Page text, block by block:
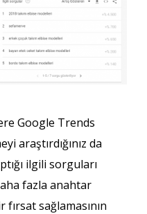
Google Trends
araştırdığınız da
ilgili sorguları
fazla anahtar
sağlamasının